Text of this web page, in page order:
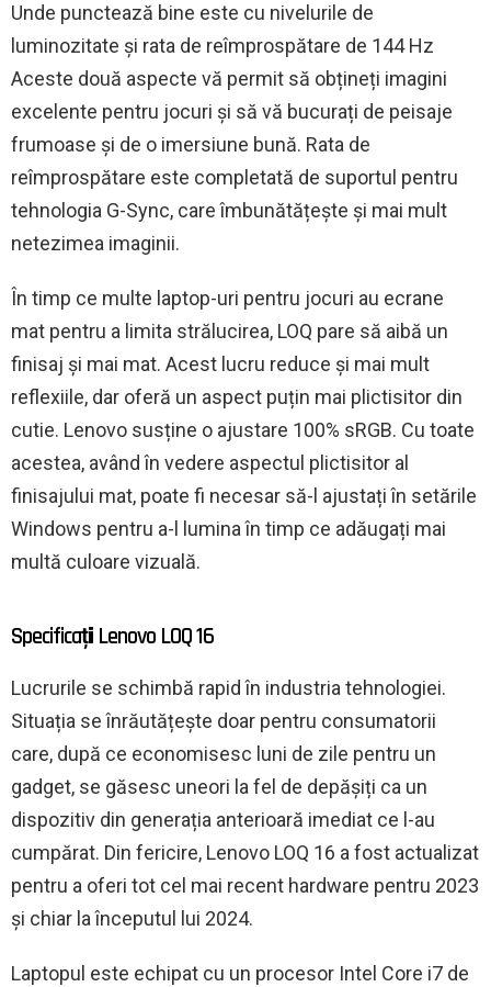
Unde punctează bine este cu nivelurile de
luminozitate și rata de reîmprospătare de 144 Hz
Aceste două aspecte vă permit să obțineți imagini
excelente pentru jocuri și să vă bucurați de peisaje
frumoase și de o imersiune bună. Rata de
reîmprospătare este completată de suportul pentru
tehnologia G-Sync, care îmbunătățește și mai mult
netezimea imaginii.
În timp ce multe laptop-uri pentru jocuri au ecrane
mat pentru a limita strălucirea, LOQ pare să aibă un
finisaj și mai mat. Acest lucru reduce și mai mult
reflexiile, dar oferă un aspect puțin mai plictisitor din
cutie. Lenovo susține o ajustare 100% sRGB. Cu toate
acestea, având în vedere aspectul plictisitor al
finisajului mat, poate fi necesar să-l ajustați în setările
Windows pentru a-l lumina în timp ce adăugați mai
multă culoare vizuală.
Specificații Lenovo LOQ 16
Lucrurile se schimbă rapid în industria tehnologiei.
Situația se înrăutățește doar pentru consumatorii
care, după ce economisesc luni de zile pentru un
gadget, se găsesc uneori la fel de depășiți ca un
dispozitiv din generația anterioară imediat ce l-au
cumpărat. Din fericire, Lenovo LOQ 16 a fost actualizat
pentru a oferi tot cel mai recent hardware pentru 2023
și chiar la începutul lui 2024.
Laptopul este echipat cu un procesor Intel Core i7 de